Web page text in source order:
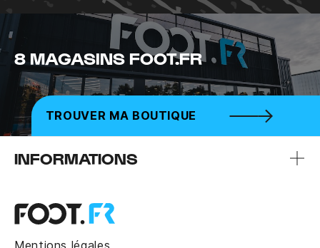
8 MAGASINS FOOT.FR
TROUVER MA BOUTIQUE
INFORMATIONS